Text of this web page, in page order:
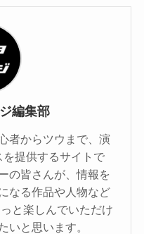
編集部
者からツウまで、演
提供するサイトで
の皆さんが、情報を
なる作品や人物など
と楽しんでいただけ
いと思います。